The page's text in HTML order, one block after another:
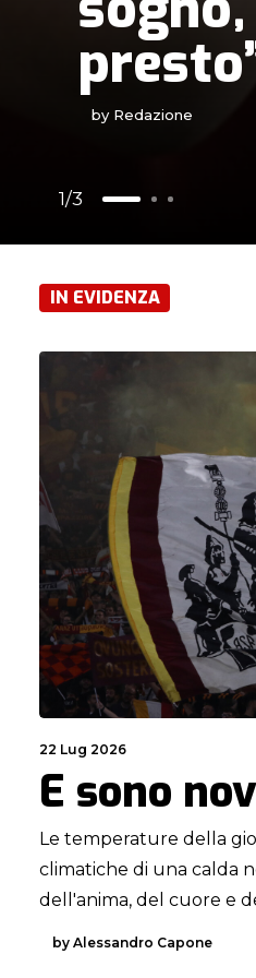
by Redazione
1 3
IN EVIDENZA
22 Lug 2026
E sono
Le temperature della
climatiche di una calda
dell'anima, del cuore e
by Alessandro Capone